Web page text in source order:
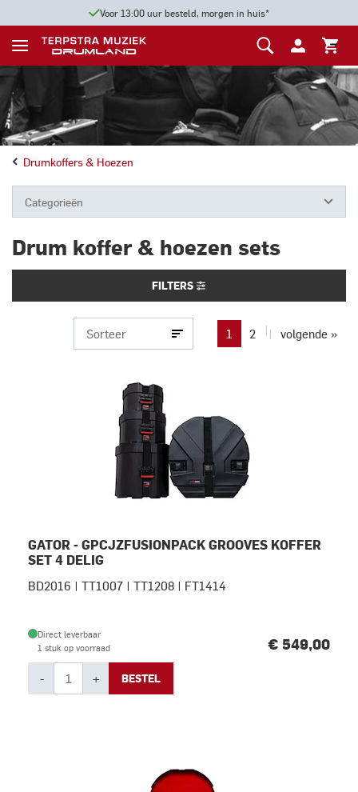
Voor 13:00 uur besteld, morgen in huis*
Drumkoffers & Hoezen
Categorieën
Drum koffer & hoezen sets
FILTERS
1 2 volgende »
GATOR - GPCJZFUSIONPACK GROOVES KOFFER
SET 4 DELIG
BD2016 | TT1007 | TT1208 | FT1414
Direct leverbaar
1 stuk op voorraad
€ 549,00
- + BESTEL